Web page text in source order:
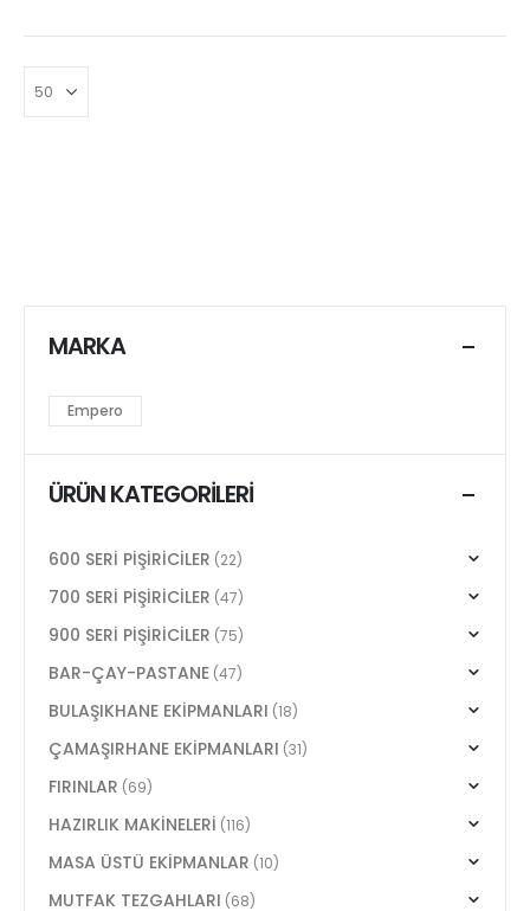
MARKA
Empero
ÜRÜN KATEGORILERI
600 SERİ PİŞİRİCİLER (22)
700 SERİ PİŞİRİCİLER (47)
900 SERİ PİŞİRİCİLER (75)
BAR-ÇAY-PASTANE (47)
BULAŞIKHANE EKİPMANLARI (18)
ÇAMAŞIRHANE EKİPMANLARI (31)
FIRINLAR (69)
HAZIRLIK MAKİNELERİ (116)
MASA ÜSTÜ EKİPMANLAR (10)
MUTFAK TEZGAHLARI (68)